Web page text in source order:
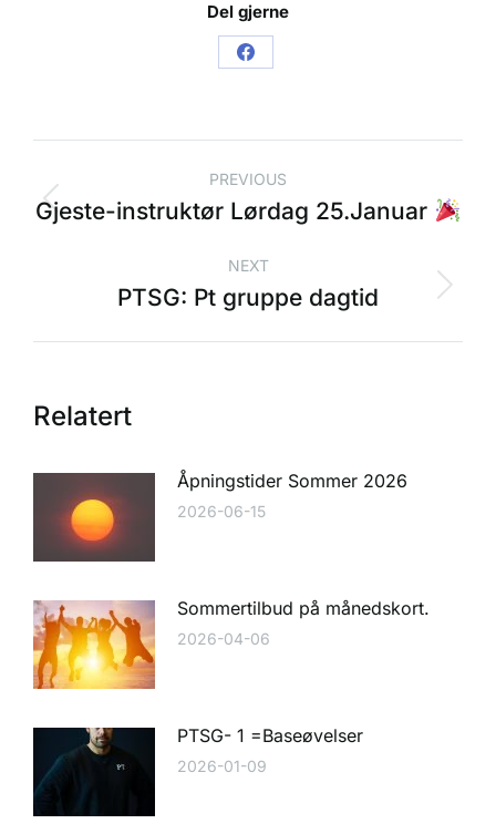
Del gjerne
PREVIOUS
Gjeste-instruktør Lørdag 25.Januar
NEXT
PTSG: Pt gruppe dagtid
Relatert
Åpningstider Sommer 2026
2026-06-15
Sommertilbud på månedskort.
2026-04-06
PTSG- 1 =Baseøvelser
2026-01-09